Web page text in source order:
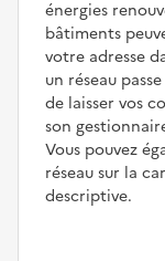
énergies
bâtiments
votre adresse
un réseau
de laisser vos
son
Vous pouvez
réseau sur la
descriptive.